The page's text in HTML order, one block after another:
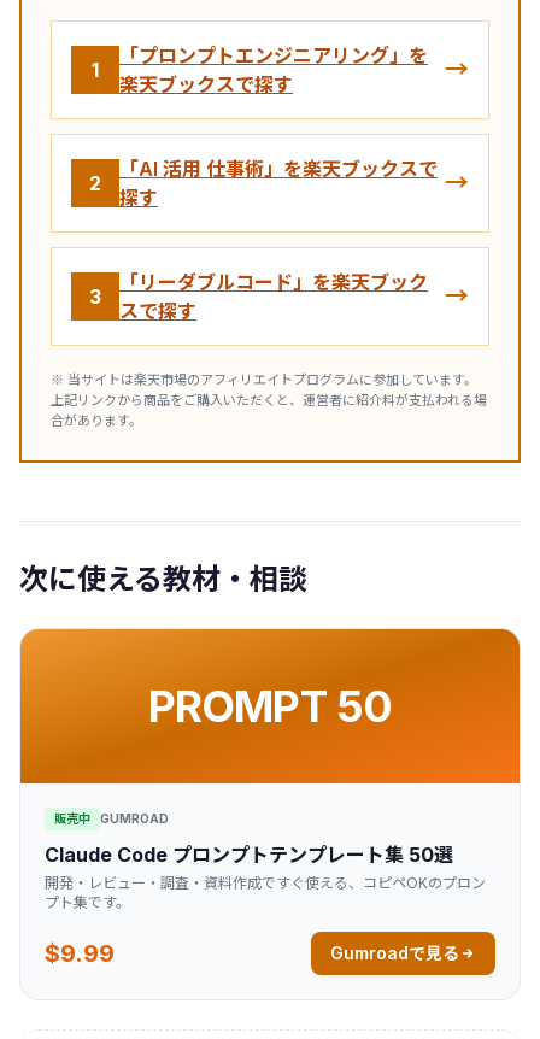
1
「プロンプトエンジニアリング」を
楽天ブックスで探す
→
2
「AI 活用 仕事術」を楽天ブックスで
探す
→
3
「リーダブルコード」を楽天ブック
スで探す
→
※ 当サイトは楽天市場のアフィリエイトプログラムに参加しています。
上記リンクから商品をご購入いただくと、運営者に紹介料が支払われる場
合があります。
次に使える教材・相談
PROMPT 50
販売中 GUMROAD
Claude Code プロンプトテンプレート集 50選
開発・レビュー・調査・資料作成ですぐ使える、コピペOKのプロン
プト集です。
$9.99 Gumroadで見る